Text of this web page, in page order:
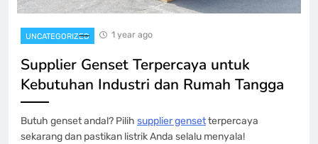
UNCATEGORIZED 1 year ago
Supplier Genset Terpercaya untuk
Kebutuhan Industri dan Rumah Tangga
Butuh genset andal? Pilih supplier gensetterpercaya
sekarang dan pastikan listrik Anda selalu menyala!